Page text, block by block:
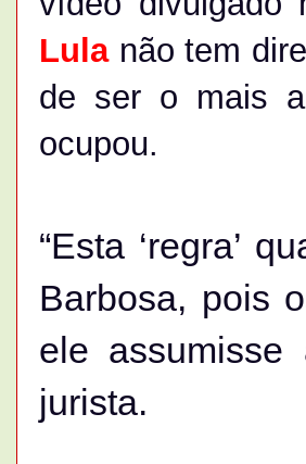
Lulanão tem
de ser o mais
ocupou.
“Esta ‘regra’
Barbosa, pois
ele assumisse
jurista.